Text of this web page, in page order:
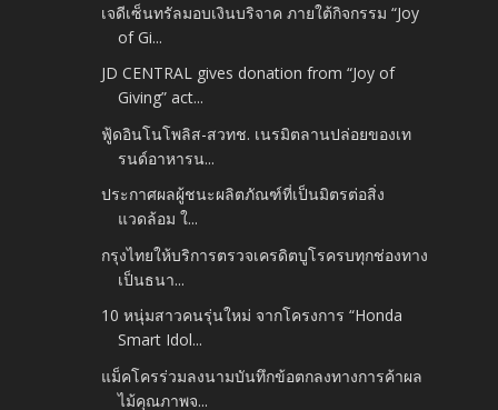
เจดีเซ็นทรัลมอบเงินบริจาค ภายใต้กิจกรรม “Joy
of Gi...
JD CENTRAL gives donation from “Joy of
Giving” act...
ฟู้ดอินโนโพลิส-สวทช. เนรมิตลานปล่อยของเท
รนด์อาหารน...
ประกาศผลผู้ชนะผลิตภัณฑ์ที่เป็นมิตรต่อสิ่ง
แวดล้อม ใ...
กรุงไทยให้บริการตรวจเครดิตบูโรครบทุกช่องทาง
เป็นธนา...
10 หนุ่มสาวคนรุ่นใหม่ จากโครงการ “Honda
Smart Idol...
แม็คโครร่วมลงนามบันทึกข้อตกลงทางการค้าผล
ไม้คุณภาพจ...